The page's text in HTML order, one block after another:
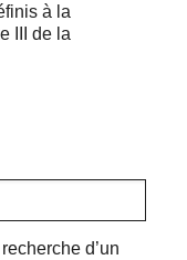
à la
III de la
d’un